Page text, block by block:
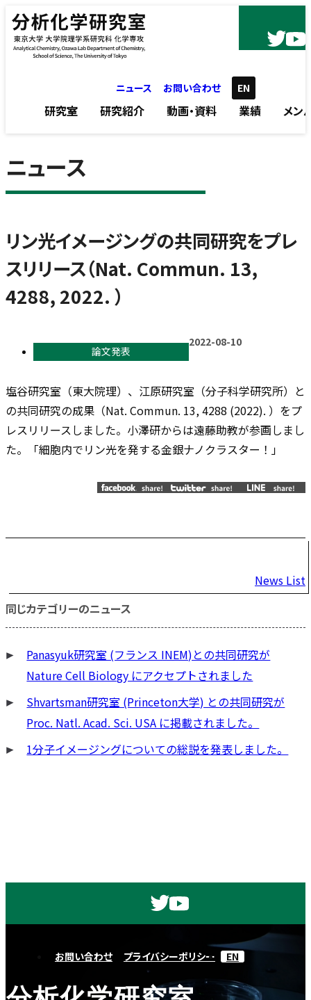
内容をスキップ
ニュース お問い合わせ EN
研究室 研究紹介 動画・資料 業績 メン
ニュース
リン光イメージングの共同研究をプレ
スリリース（Nat. Commun. 13,
4288, 2022. ）
論文発表
2022-08-10
塩谷研究室（東大院理）、江原研究室（分子科学研究所）と
の共同研究の成果（Nat. Commun. 13, 4288 (2022). ）をプ
レスリリースしました。小澤研からは遠藤助教が参画しまし
た。「細胞内でリン光を発する金銀ナノクラスター！」
ゲ
ー
シ
ョ
News List
同じカテゴリーのニュース
Panasyuk研究室 (フランス INEM)との共同研究が
Nature Cell Biology にアクセプトされました
Shvartsman研究室 (Princeton大学) との共同研究が
Proc. Natl. Acad. Sci. USA に掲載されました。
1分子イメージングについての総説を発表しました。
お問い合わせ プライバシーポリシー EN